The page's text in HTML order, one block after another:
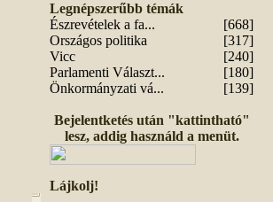
Legnépszerűbb témák
Észrevételek a fa...
[668]
Országos politika
[317]
Vicc
[240]
Parlamenti Választ...
[180]
Önkormányzati vá...
[139]
Bejelentketés után "kattintható"
lesz, addig használd a menüt.
Lájkolj!